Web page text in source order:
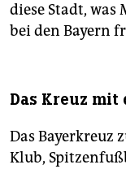
diese Stadt,
bei den Bayern
Das Kreuz mit
Das Bayerkreuz
Klub,